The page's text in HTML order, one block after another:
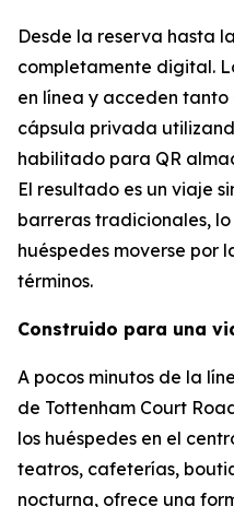
Desde la reserva hasta
completamente digital.
en línea y acceden
cápsula privada
habilitado para QR
El resultado es un viaje
barreras tradicionales,
huéspedes moverse por
términos.
Construido para una
A pocos minutos de la
de Tottenham Court
los huéspedes en el
teatros, cafeterías,
nocturna, ofrece una